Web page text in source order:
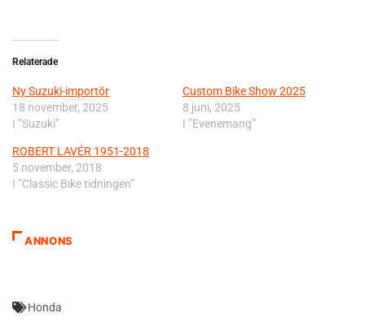
Relaterade
Ny Suzuki-importör
18 november, 2025
I ”Suzuki”
Custom Bike Show 2025
8 juni, 2025
I ”Evenemang”
ROBERT LAVÉR 1951-2018
5 november, 2018
I ”Classic Bike tidningen”
ANNONS
Honda